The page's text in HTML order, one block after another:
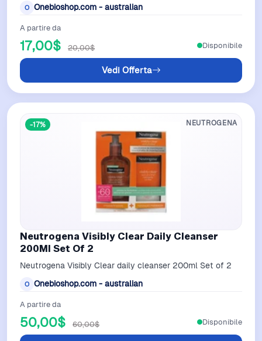
O Onebioshop.com - australian
A partire da
17,00$ 20,00$
Vedi Offerta
Disponibile
-17% NEUTROGENA
Neutrogena Visibly Clear Daily Cleanser
200Ml Set Of 2
Neutrogena Visibly Clear daily cleanser 200ml Set of 2
O Onebioshop.com - australian
A partire da
50,00$ 60,00$ Disponibile